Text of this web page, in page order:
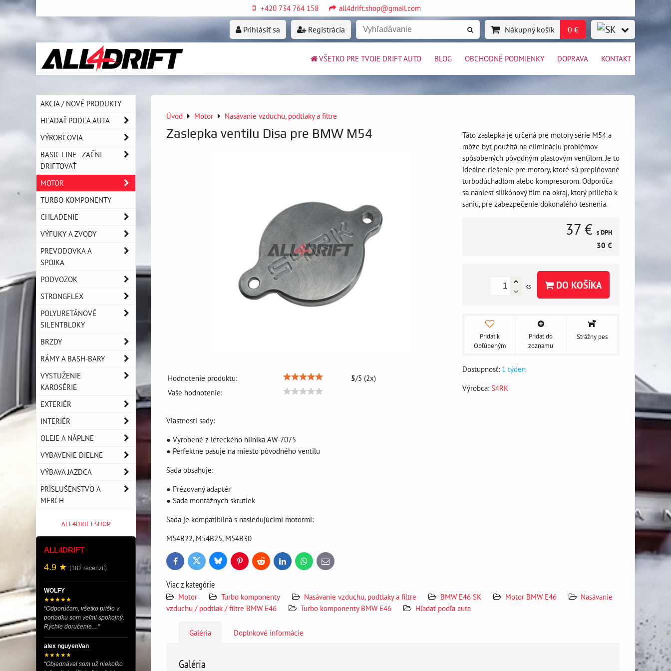
+420 734 764 158 all4drift.shop@gmail.com
Prihlásiť sa Registrácia Nákupný košík 0 €
VŠETKO PRE TVOJE DRIFT AUTO BLOG OBCHODNÉ PODMIENKY DOPRAVA KONTAKT
Úvod Motor Nasávanie vzduchu, podtlaky a filtre
Zaslepka ventilu Disa pre BMW M54
Hodnotenie produktu: 5/5 (2x)
Vaše hodnotenie:
Táto zaslepka je určená pre motory série M54 a
môže byť použitá na elimináciu problémov
spôsobených pôvodným plastovým ventilom. Je to
ideálne riešenie pre motory, ktoré sú preplňované
turbodúchadlom alebo kompresorom. Odporúča
sa naniesť silikónový film na okraj, ktorý prilieha k
saniu, pre zabezpečenie dokonalého tesnenia.
37 € s DPH
30 €
ks DO KOŠÍKA
Pridať k
Obľúbeným
Pridať do
zoznamu
Strážny pes
Dostupnosť: 1 týden
Výrobca: S4RK
Vlastnosti sady:
● Vyrobené z leteckého hliníka AW-7075
● Perfektne pasuje na miesto pôvodného ventilu
Sada obsahuje:
● Frézovaný adaptér
● Sada montážnych skrutiek
Sada je kompatibilná s nasledujúcimi motormi:
M54B22, M54B25, M54B30
FacebookTwitter BlueskyPinterestReddit LinkedInWhatsApp
E-
mail
Viac z kategórie
Motor Turbo komponenty Nasávanie vzduchu, podtlaky a filtre BMW E46 SK Motor BMW E46
Nasávanie
vzduchu / podtlak / filtre BMW E46
Turbo komponenty BMW E46 Hľadať podľa auta
Galéria Doplnkové informácie
Galéria
AKCIA / NOVÉ PRODUKTY
HĽADAŤ PODĽA AUTA
VÝROBCOVIA
BASIC LINE - ZAČNI
DRIFTOVAŤ
MOTOR
TURBO KOMPONENTY
CHLADENIE
VÝFUKY A ZVODY
PREVODOVKA A
SPOJKA
PODVOZOK
STRONGFLEX
POLYURETÁNOVÉ
SILENTBLOKY
BRZDY
RÁMY A BASH-BARY
VYSTUŽENIE
KAROSÉRIE
EXTERIÉR
INTERIÉR
OLEJE A NÁPLNE
VYBAVENIE DIELNE
VÝBAVA JAZDCA
PRÍSLUŠENSTVO A
MERCH
ALL4DRIFT.SHOP
ALL4DRIFT
4.9 ★ (182 recenzií)
WOLFY
★★★★★
"Odporúčam, všetko prišlo v
poriadku som veľmi spokojný.
Rýchle doručenie...."
alex nguyenVan
★★★★★
"Objednával som už niekoľko